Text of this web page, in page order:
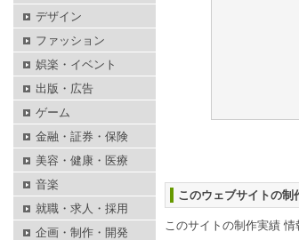
このウェブサイトの制
このサイトの制作実績 情
デザイン
ファッション
娯楽・イベント
出版・広告
ゲーム
金融・証券・保険
美容・健康・医療
音楽
就職・求人・採用
企画・制作・開発